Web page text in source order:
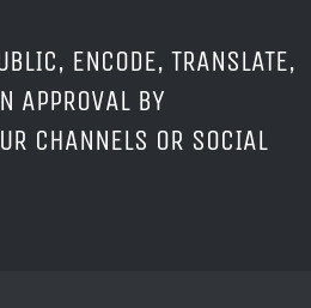
ENCODE, TRANSLATE,
APPROVAL BY
CHANNELS OR SOCIAL